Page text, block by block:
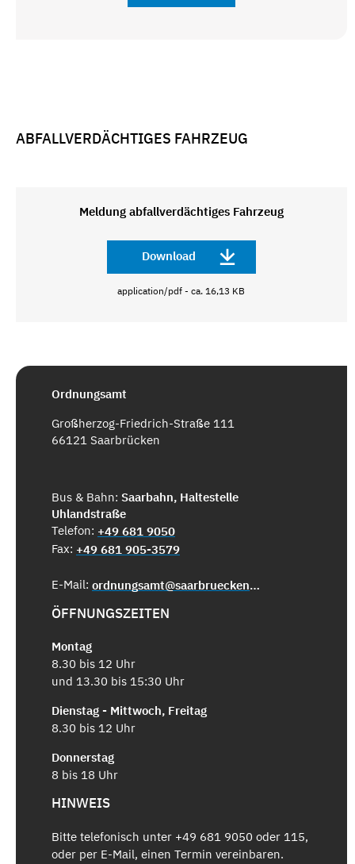
ABFALLVERDÄCHTIGES FAHRZEUG
Meldung abfallverdächtiges Fahrzeug
Download
application/pdf - ca. 16,13 KB
Ordnungsamt
Großherzog-Friedrich-Straße 111
66121 Saarbrücken
Bus & Bahn: Saarbahn, Haltestelle
Uhlandstraße
Telefon: +49 681 9050
Fax: +49 681 905-3579
E-Mail: ordnungsamt@saarbruecken.de
ÖFFNUNGSZEITEN
Montag
8.30 bis 12 Uhr
und 13.30 bis 15:30 Uhr
Dienstag - Mittwoch, Freitag
8.30 bis 12 Uhr
Donnerstag
8 bis 18 Uhr
HINWEIS
Bitte telefonisch unter +49 681 9050 oder 115,
oder per E-Mail, einen Termin vereinbaren.